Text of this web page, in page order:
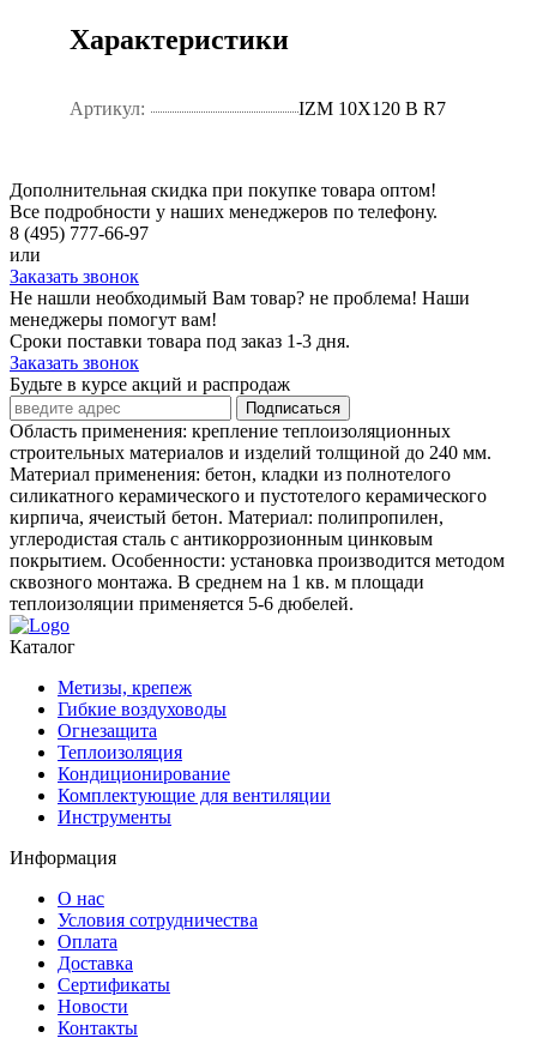
Характеристики
Артикул: IZM 10Х120 B R7
Дополнительная скидка при покупке товара оптом!
Все подробности у наших менеджеров по телефону.
8 (495) 777-66-97
или
Заказать звонок
Не нашли необходимый Вам товар? не проблема! Наши
менеджеры помогут вам!
Сроки поставки товара под заказ 1-3 дня.
Заказать звонок
Будьте в курсе акций и распродаж
Подписаться
Область применения: крепление теплоизоляционных
строительных материалов и изделий толщиной до 240 мм.
Материал применения: бетон, кладки из полнотелого
силикатного керамического и пустотелого керамического
кирпича, ячеистый бетон. Материал: полипропилен,
углеродистая сталь с антикоррозионным цинковым
покрытием. Особенности: установка производится методом
сквозного монтажа. В среднем на 1 кв. м площади
теплоизоляции применяется 5-6 дюбелей.
Каталог
Метизы, крепеж
Гибкие воздуховоды
Огнезащита
Теплоизоляция
Кондиционирование
Комплектующие для вентиляции
Инструменты
Информация
О нас
Условия сотрудничества
Оплата
Доставка
Сертификаты
Новости
Контакты